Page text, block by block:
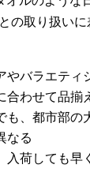
の取り扱い
やバラエテ
合わせて品揃
も、都市部の
なる
入荷しても早